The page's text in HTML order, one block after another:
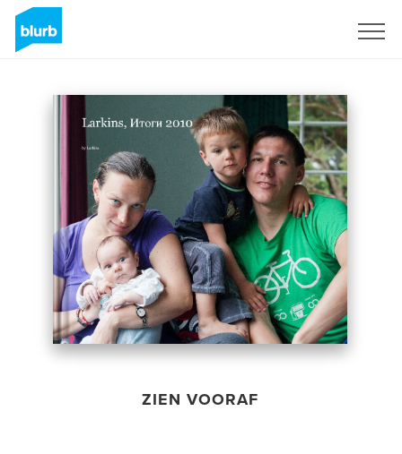
ZIEN VOORAF